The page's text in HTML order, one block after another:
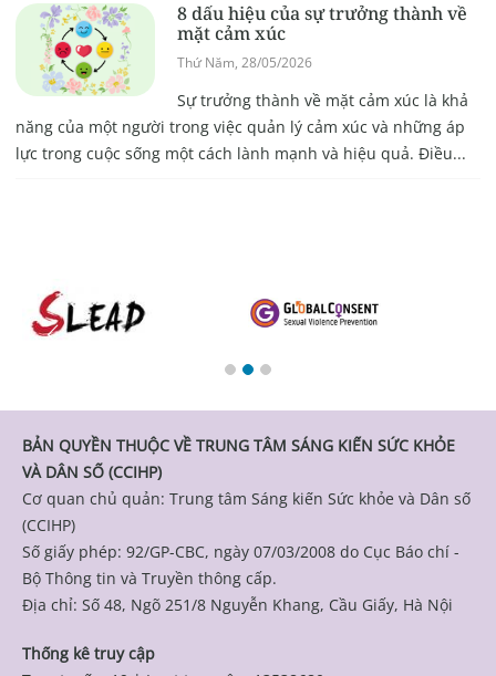
8 dấu hiệu của sự trưởng thành về
mặt cảm xúc
Thứ Năm, 28/05/2026
Sự trưởng thành về mặt cảm xúc là khả
năng của một người trong việc quản lý cảm xúc và những áp
lực trong cuộc sống một cách lành mạnh và hiệu quả. Điều...
BẢN QUYỀN THUỘC VỀ TRUNG TÂM SÁNG KIẾN SỨC KHỎE
VÀ DÂN SỐ (CCIHP)
Cơ quan chủ quản: Trung tâm Sáng kiến Sức khỏe và Dân số
(CCIHP)
Số giấy phép: 92/GP-CBC, ngày 07/03/2008 do Cục Báo chí -
Bộ Thông tin và Truyền thông cấp.
Địa chỉ: Số 48, Ngõ 251/8 Nguyễn Khang, Cầu Giấy, Hà Nội
Thống kê truy cập